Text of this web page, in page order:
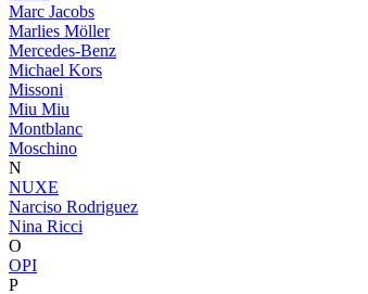
Marc Jacobs
Marlies Möller
Mercedes-Benz
Michael Kors
Missoni
Miu Miu
Montblanc
Moschino
N
NUXE
Narciso Rodriguez
Nina Ricci
O
OPI
P